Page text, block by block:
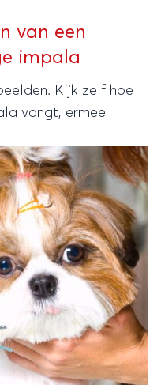
van een
impala
Kijk zelf hoe
vangt, ermee